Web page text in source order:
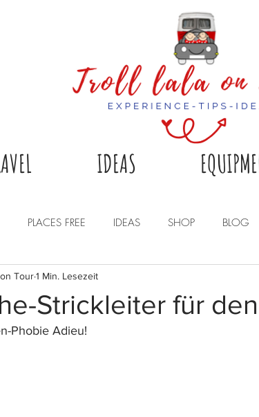
IDEAS
PLACES FREE IDEAS SHOP BLOG
Strickleiter für
Tour1 Min. Lesezeit
Phobie Adieu!